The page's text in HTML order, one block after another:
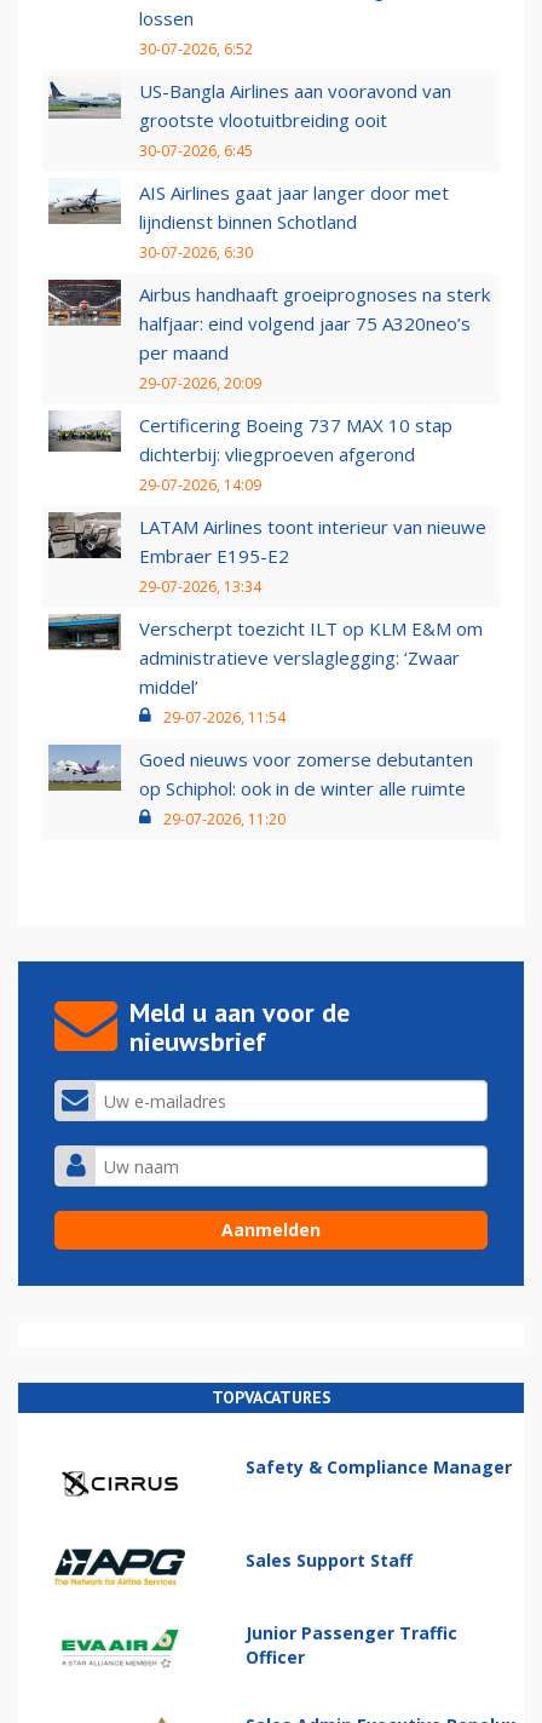
lossen
30-07-2026, 6:52
US-Bangla Airlines aan vooravond van
grootste vlootuitbreiding ooit
30-07-2026, 6:45
AIS Airlines gaat jaar langer door met
lijndienst binnen Schotland
30-07-2026, 6:30
Airbus handhaaft groeiprognoses na sterk
halfjaar: eind volgend jaar 75 A320neo’s
per maand
29-07-2026, 20:09
Certificering Boeing 737 MAX 10 stap
dichterbij: vliegproeven afgerond
29-07-2026, 14:09
LATAM Airlines toont interieur van nieuwe
Embraer E195-E2
29-07-2026, 13:34
Verscherpt toezicht ILT op KLM E&M om
administratieve verslaglegging: ‘Zwaar
middel’
29-07-2026, 11:54
Goed nieuws voor zomerse debutanten
op Schiphol: ook in de winter alle ruimte
29-07-2026, 11:20
Meld u aan voor de
nieuwsbrief
TOPVACATURES
Safety & Compliance Manager
Sales Support Staff
Junior Passenger Traffic
Officer